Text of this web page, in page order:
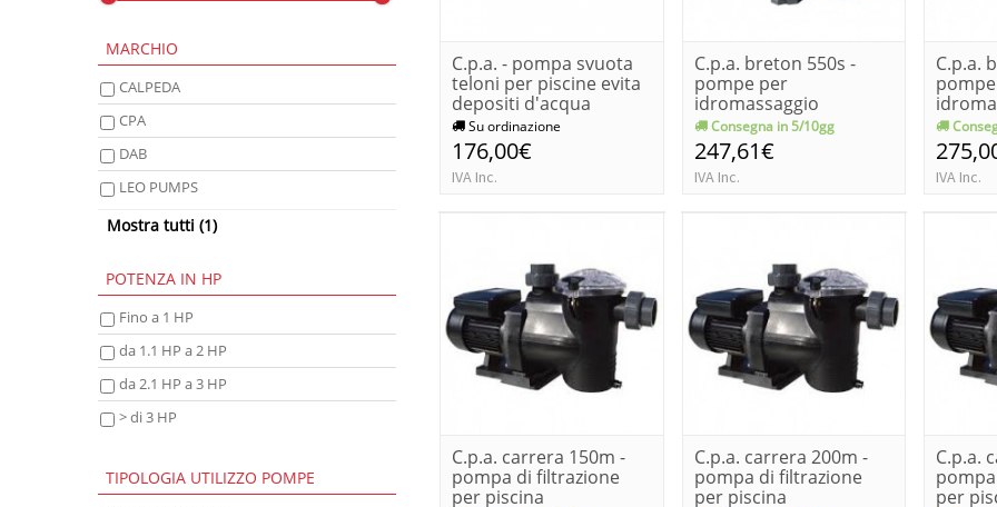
MARCHIO
CALPEDA
CPA
DAB
LEO PUMPS
PEDROLLO
Mostra tutti (1)
POTENZA IN HP
Fino a 1 HP
da 1.1 HP a 2 HP
da 2.1 HP a 3 HP
> di 3 HP
TIPOLOGIA UTILIZZO POMPE
C.p.a. - pompa svuota
teloni per piscine evita
depositi d'acqua
Su ordinazione
176,00€
IVA Inc.
C.p.a. breton 550s -
pompe per
idromassaggio
Consegna in 5/10gg
247,61€
IVA Inc.
C.p.a.
IVA Inc.
C.p.a. carrera 150m -
pompa di filtrazione
per piscina
C.p.a. carrera 200m -
pompa di filtrazione
per piscina
C.p.a.
per